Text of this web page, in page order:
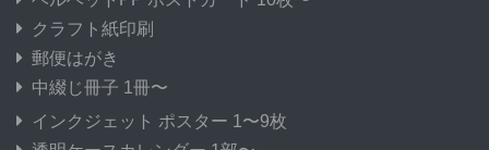
クラフト紙印刷
郵便はがき
中綴じ冊子 1冊〜
インクジェット ポスター 1〜9枚